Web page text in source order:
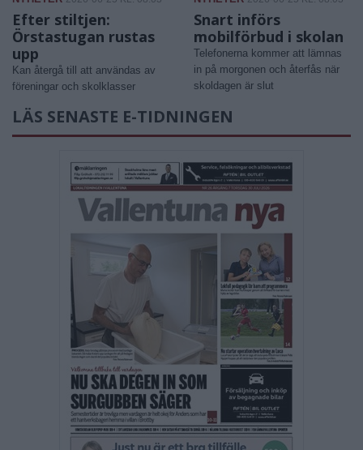
Efter stiltjen:
Örstastugan rustas
upp
Kan återgå till att användas av
föreningar och skolklasser
Snart införs
mobilförbud i skolan
Telefonerna kommer att lämnas
in på morgonen och återfås när
skoldagen är slut
LÄS SENASTE E-TIDNINGEN